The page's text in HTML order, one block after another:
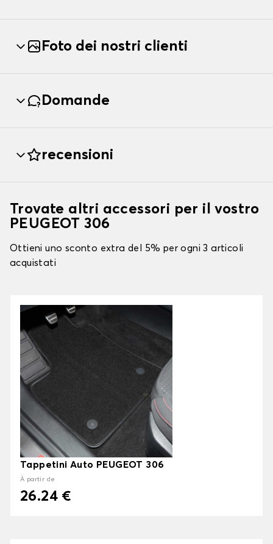
Foto dei nostri clienti
Domande
recensioni
Trovate altri accessori per il vostro
PEUGEOT 306
Ottieni uno sconto extra del 5% per ogni 3 articoli
acquistati
Tappetini Auto PEUGEOT 306
À partir de
26.24 €